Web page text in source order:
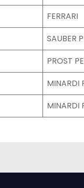
FERRARI
SAUBER
PROST
MINARDI
MINARDI